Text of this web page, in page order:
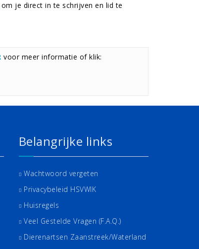
om je direct in te schrijven en lid te
voor meer informatie of klik:
Belangrijke links
Wachtwoord vergeten
Privacybeleid HSVWIK
Huisregels
Veel Gestelde Vragen (F.A.Q.)
Dierenartsen Zaanstreek/Waterland